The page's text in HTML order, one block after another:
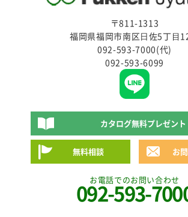
〒811-1313
福岡県福岡市南区⽇佐5丁⽬
092-593-7000(代)
092-593-6099
カタログ無料プレゼント
無料相談 お
お電話でのお問い合わせ
092-593-